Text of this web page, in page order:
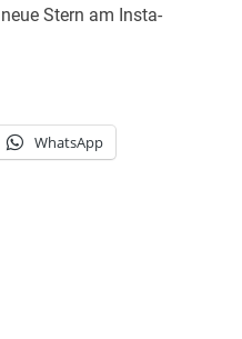
Stern am Insta-
WhatsApp